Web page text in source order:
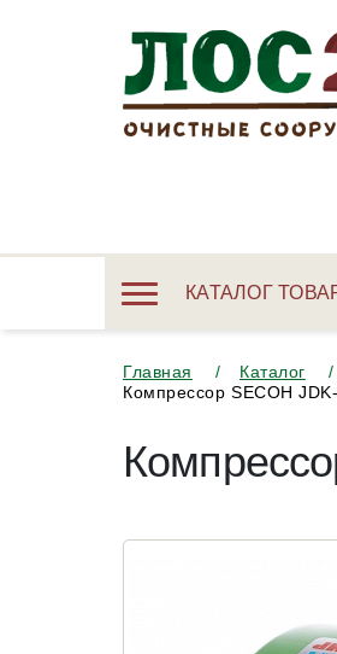
КАТАЛОГ
Главная Каталог
Компрессор SECOH